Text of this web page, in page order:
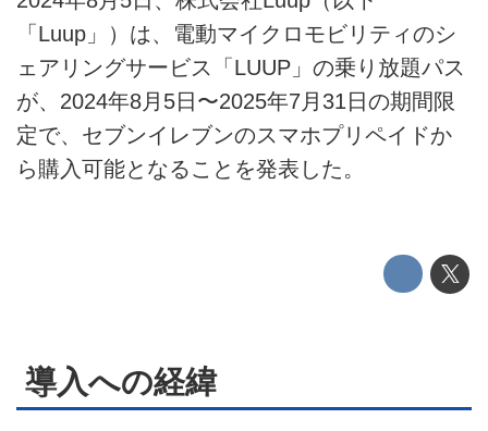
テクノロジー
このメディアについて
運営会社
広告掲載について
「Luup」）は、電動マイクロモビリティのシ
ェアリングサービス「LUUP」の乗り放題パス
が、2024年8月5日〜2025年7月31日の期間限
定で、セブンイレブンのスマホプリペイドか
ら購入可能となることを発表した。
導入への経緯